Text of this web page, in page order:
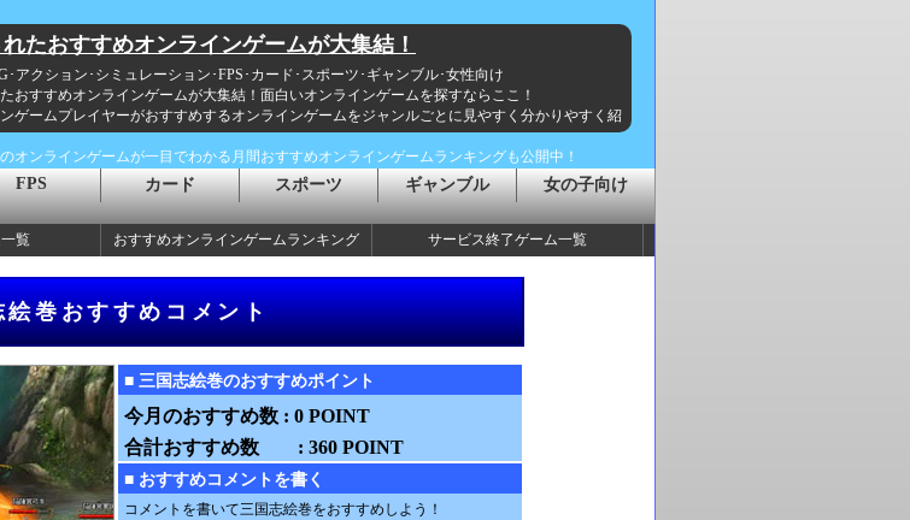
たおすすめオンラインゲームが大集結！
･アクション･シミュレーション･FPS･カード･スポーツ･ギャンブル･女性向け
おすすめオンラインゲームが大集結！面白いオンラインゲームを探すならここ！
ゲームプレイヤーがおすすめするオンラインゲームをジャンルごとに見やすく分かりやすく紹
オンラインゲームが一目でわかる月間おすすめオンラインゲームランキングも公開中！
FPS カード スポーツ ギャンブル 女の子向け
覧 おすすめオンラインゲームランキング サービス終了ゲーム一覧
絵巻おすすめコメント
■ 三国志絵巻のおすすめポイント
今月のおすすめ数 : 0 POINT
合計おすすめ数 : 360 POINT
■ おすすめコメントを書く
コメントを書いて三国志絵巻をおすすめしよう！